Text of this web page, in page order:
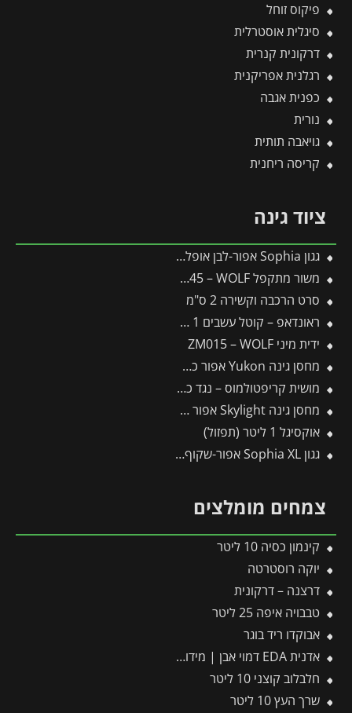
פיקוס זוחל
סיגלית אוסטרלית
דרקונית קנרית
רגלנית אפריקנית
כפנית אגבה
נורית
גויאבה תותית
קריסה ריחנית
ציוד גינה
גגון Sophia אפור-לבן אופל 1X1.6 עיצוב מודרני מבית פלרם – Canopia
משור מתקפל SAW145 – WOLF
סרט הרכבה וקשירה 2 ס"מ
ראונדאפ – קוטל עשבים 1 ליטר
ידית מיני ZM015 – WOLF
מחסן גינה Yukon אפור כהה 3.3X5.2 מבית פלרם – קנופיה
מושית קריפטולמוס – נגד כנימות קמחיות
מחסן גינה Skylight אפור 1.9X2.3 מבית פלרם – קנופיה
אוקסיגל 1 ליטר (תפזול)
גגון Sophia XL אפור-שקוף 1.4X1.9 עיצוב מודרני מבית פלרם – Canopia
צמחים מומלצים
קינמון כסיה 10 ליטר
יוקה רוסטרטה
דרצנה – דרקונית
טבבויה איפה 25 ליטר
אבוקדו ריד בוגר
אדנית EDA דמוי אבן | מידות 79.5×29.5×29.5 ס"מ | אפור בהיר
חלבלוב קוצני 10 ליטר
שרך העץ 10 ליטר